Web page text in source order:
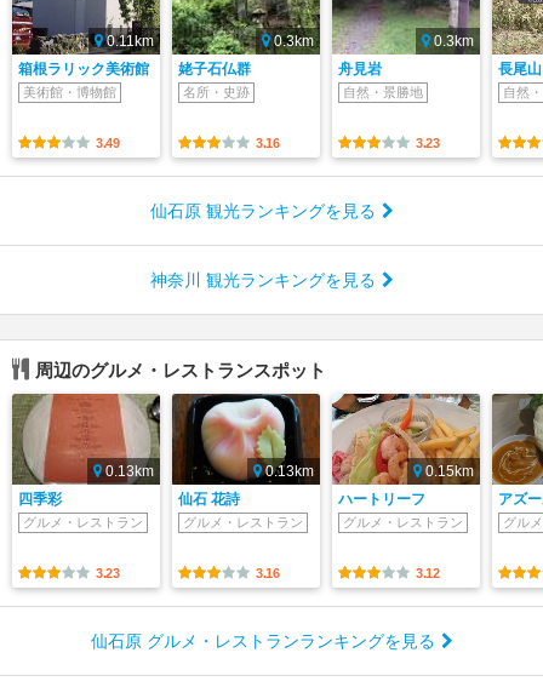
0.11km
箱根ラリック美術館
美術館・博物館
3.49
0.3km
姥子石仏群
名所・史跡
3.16
0.3km
舟見岩
自然・景勝地
3.23
長尾山
自然
仙石原 観光ランキングを見る
神奈川 観光ランキングを見る
周辺のグルメ・レストランスポット
0.13km
四季彩
グルメ・レストラン
3.23
0.13km
仙石 花詩
グルメ・レストラン
3.16
0.15km
ハートリーフ
グルメ・レストラン
3.12
アズ
グル
仙石原 グルメ・レストランランキングを見る